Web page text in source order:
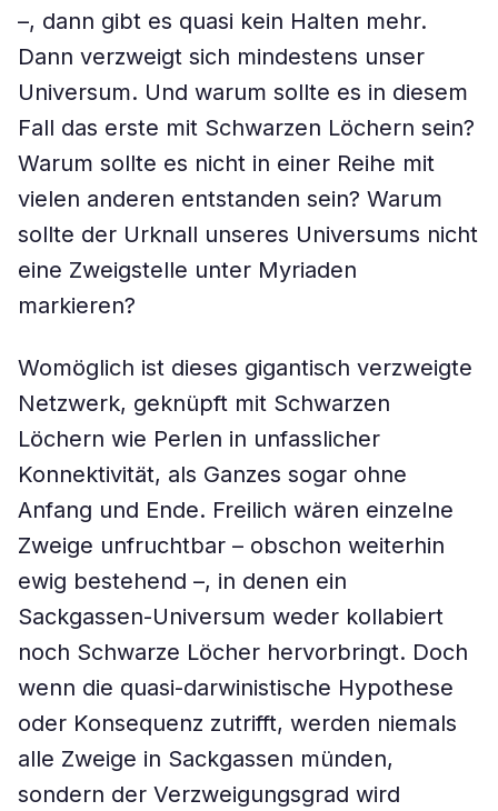
–, dann gibt es quasi kein Halten mehr.
Dann verzweigt sich mindestens unser
Universum. Und warum sollte es in diesem
Fall das erste mit Schwarzen Löchern sein?
Warum sollte es nicht in einer Reihe mit
vielen anderen entstanden sein? Warum
sollte der Urknall unseres Universums nicht
eine Zweigstelle unter Myriaden
markieren?
Womöglich ist dieses gigantisch verzweigte
Netzwerk, geknüpft mit Schwarzen
Löchern wie Perlen in unfasslicher
Konnektivität, als Ganzes sogar ohne
Anfang und Ende. Freilich wären einzelne
Zweige unfruchtbar – obschon weiterhin
ewig bestehend –, in denen ein
Sackgassen-Universum weder kollabiert
noch Schwarze Löcher hervorbringt. Doch
wenn die quasi-darwinistische Hypothese
oder Konsequenz zutrifft, werden niemals
alle Zweige in Sackgassen münden,
sondern der Verzweigungsgrad wird